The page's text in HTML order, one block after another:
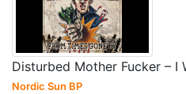
Disturbed Mother Fucker –
Nordic Sun BP